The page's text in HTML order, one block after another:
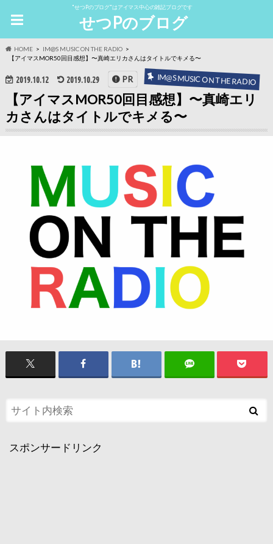
"せつPのブログ"はアイマス中心の雑記ブログです
せつPのブログ
HOME
IM@S MUSIC ON THE RADIO
【アイマスMOR50回目感想】〜真崎エリカさんはタイトルでキメる〜
2019.10.12 2019.10.29 IM@S MUSIC ON THE RADIO
PR
【アイマスMOR50回目感想】〜真崎エリ
カさんはタイトルでキメる〜
スポンサードリンク